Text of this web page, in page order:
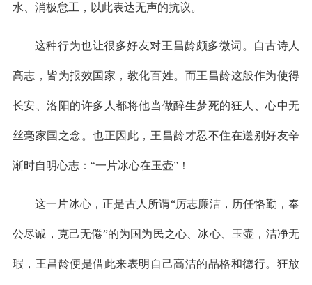
水、消极怠工，以此表达无声的抗议。
这种行为也让很多好友对王昌龄颇多微词。自古诗人
高志，皆为报效国家，教化百姓。而王昌龄这般作为使得
长安、洛阳的许多人都将他当做醉生梦死的狂人、心中无
丝毫家国之念。也正因此，王昌龄才忍不住在送别好友辛
渐时自明心志：“一片冰心在玉壶”！
这一片冰心，正是古人所谓“厉志廉洁，历任恪勤，奉
公尽诚，克己无倦”的为国为民之心、冰心、玉壶，洁净无
瑕，王昌龄便是借此来表明自己高洁的品格和德行。狂放